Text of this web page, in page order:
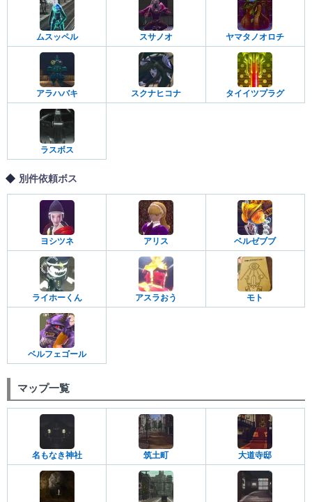
ムスッペル スサノオ ヤマタノオロチ
アラハバキ スクナヒコナ タイイツプラグ
ラスボス
別件依頼ボス
ヨシツネ アリス ベルゼブブ
ライホーくん アスラおう モト
ベルフェゴール
マップ一覧
名もなき神社 筑土町 大道寺邸